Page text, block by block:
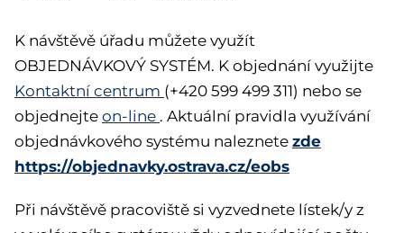
K návštěvě úřadu můžete využít
OBJEDNÁVKOVÝ SYSTÉM. K objednání využijte
Kontaktní centrum (+420 599 499 311) nebo se
objednejte on-line . Aktuální pravidla využívání
objednávkového systému naleznete zde
https://objednavky.ostrava.cz/eobs
Při návštěvě pracoviště si vyzvednete lístek/y z